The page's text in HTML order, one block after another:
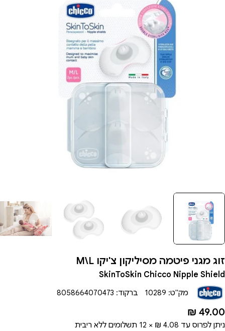
זוג מגני פיטמה מסיליקון צ'יקו M\L
SkinToSkin Chicco Nipple Shield
מק"ט: 10289 ברקוד: 8058664070473
מחיר
רגיל
49.00 ₪
ניתן לפרוס עד 4.08 ₪ × 12 תשלומים ללא ריבית